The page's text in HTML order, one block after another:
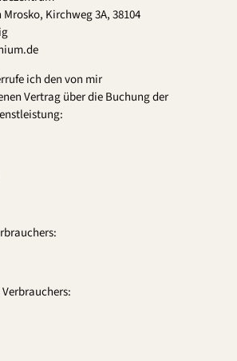
Kirchweg 3A, 38104
ich den von mir
Vertrag über die Buchung der